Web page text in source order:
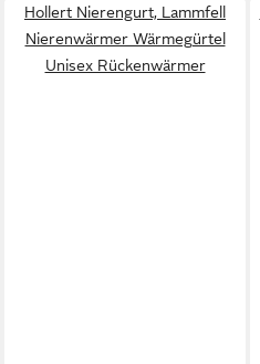
Hollert Nierengurt, Lammfell
Nierenwärmer Wärmegürtel
Unisex Rückenwärmer